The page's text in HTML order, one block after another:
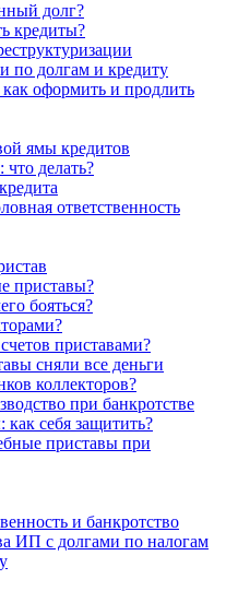
долг?
кредиты?
по долгам и кредиту
оформить и продлить
ямы кредитов
делать?
ответственность
приставы?
бояться?
приставами?
сняли все деньги
коллекторов?
при банкротстве
себя защитить?
приставы при
и банкротство
ИП с долгами по налогам